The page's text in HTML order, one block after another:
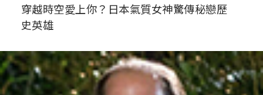
穿越時空愛上你？日本氣質女神驚傳秘戀歷
史英雄